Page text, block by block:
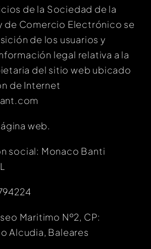
de la Sociedad de la
de Comercio Electrónico se
de los usuarios y
legal relativa a la
del sitio web ubicado
de Internet
web.
social: Monaco Banti
Maritimo Nº2, CP:
Alcudia, Baleares